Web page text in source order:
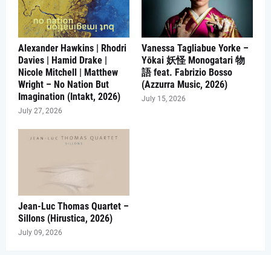
Alexander Hawkins | Rhodri
Davies | Hamid Drake |
Nicole Mitchell | Matthew
Wright – No Nation But
Imagination (Intakt, 2026)
July 27, 2026
Vanessa Tagliabue Yorke –
Yōkai 妖怪 Monogatari 物
語 feat. Fabrizio Bosso
(Azzurra Music, 2026)
July 15, 2026
Jean-Luc Thomas Quartet –
Sillons (Hirustica, 2026)
July 09, 2026